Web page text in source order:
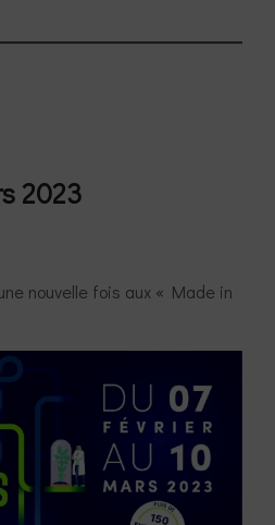
2023
nouvelle fois aux « Made in